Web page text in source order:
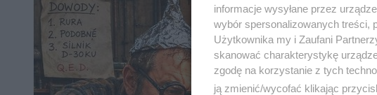
informacje wysyłane przez
wybór spersonalizowanych treści,
Użytkownika my i Zaufani
skanować charakterystykę
zgodę na korzystanie z tych
ją zmienić/wycofać klikając